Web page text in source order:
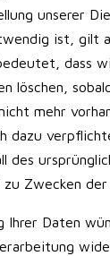
unserer
ist, gilt
dass
löschen,
mehr
dazu
des
Zwecken der
Ihrer Daten